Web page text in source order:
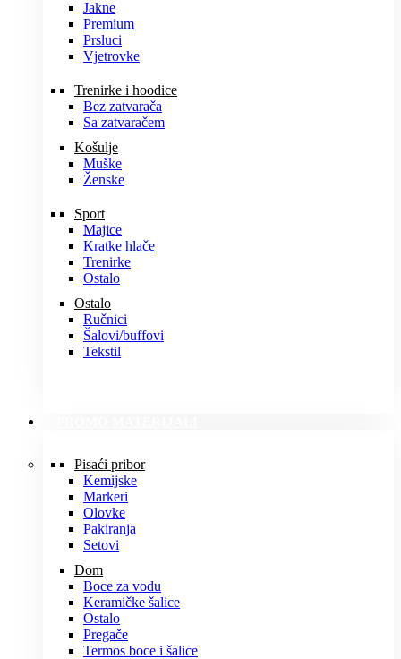
Jakne
Premium
Prsluci
Vjetrovke
Trenirke i hoodice
Bez zatvarača
Sa zatvaračem
Košulje
Muške
Ženske
Sport
Majice
Kratke hlače
Trenirke
Ostalo
Ostalo
Ručnici
Šalovi/buffovi
Tekstil
Pisaći pribor
Kemijske
Markeri
Olovke
Pakiranja
Setovi
Dom
Boce za vodu
Keramičke šalice
Ostalo
Pregače
Termos boce i šalice